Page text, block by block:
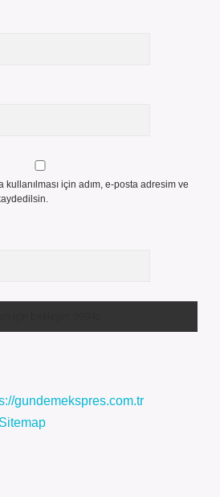
kullanılması için adım, e-posta adresim ve
gundemekspres.com.tr
Sitemap